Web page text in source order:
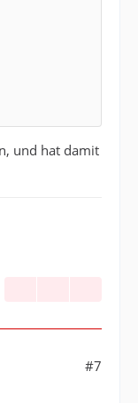
und hat damit
#7